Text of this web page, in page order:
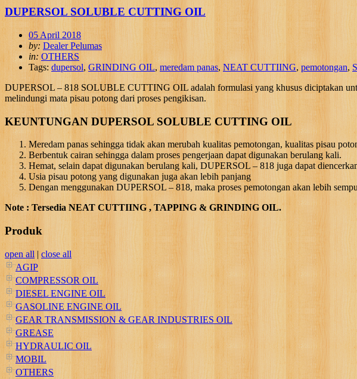
DUPERSOL SOLUBLE CUTTING OIL
05 April 2018
by: Dealer Pelumas
in: OTHERS
Tags: dupersol, GRINDING OIL, meredam panas, NEAT CUTTIING, pemotongan,
DUPERSOL – 818 SOLUBLE CUTTING OIL adalah formulasi yang khusus diciptakan
melindungi mata pisau potong dari proses pengikisan.
KEUNTUNGAN DUPERSOL SOLUBLE CUTTING OIL
Meredam panas sehingga tidak akan merubah kualitas pemotongan, kualitas pisau
Berbentuk cairan sehingga dalam proses pengerjaan dapat digunakan berulang kali.
Hemat, selain dapat digunakan berulang kali, DUPERSOL – 818 juga dapat
Usia pisau potong yang digunakan juga akan lebih panjang
Dengan menggunakan DUPERSOL – 818, maka proses pemotongan akan lebih
Note : Tersedia NEAT CUTTIING , TAPPING & GRINDING OIL.
Produk
open all | close all
AGIP
COMPRESSOR OIL
DIESEL ENGINE OIL
GASOLINE ENGINE OIL
GEAR TRANSMISSION & GEAR INDUSTRIES OIL
GREASE
HYDRAULIC OIL
MOBIL
OTHERS